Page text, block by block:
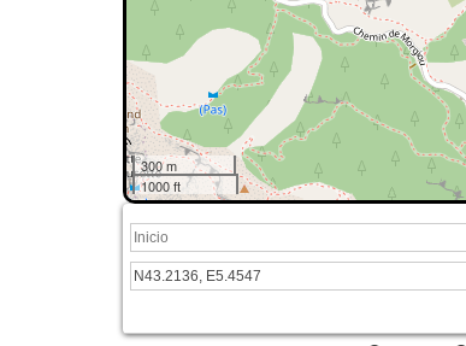
300 m
1000 ft